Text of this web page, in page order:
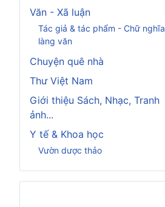
Văn - Xã luận
Tác giả & tác phẩm - Chữ nghĩa
làng văn
Chuyện quê nhà
Thư Việt Nam
Giới thiệu Sách, Nhạc, Tranh
ảnh...
Y tế & Khoa học
Vườn dược thảo